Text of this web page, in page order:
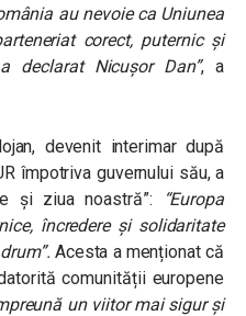
au nevoie ca Uniunea
corect, puternic și
declarat Nicușor Dan”, a
devenit interimar după
împotriva guvernului său, a
și ziua noastră”:
“Europa
încredere și solidaritate
Acesta a menționat că
comunității europene
un viitor mai sigur și